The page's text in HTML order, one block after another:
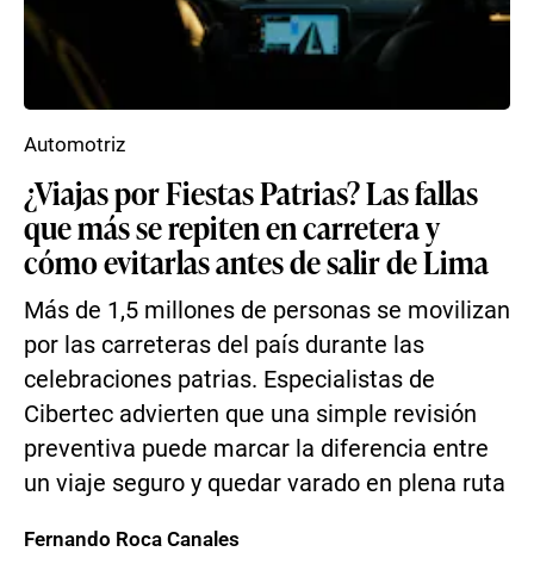
¿Viajas por Fiestas Patrias? Las fallas
que más se repiten en carretera y
cómo evitarlas antes de salir de Lima
Más de 1,5 millones de personas se movilizan
por las carreteras del país durante las
celebraciones patrias. Especialistas de
Cibertec advierten que una simple revisión
preventiva puede marcar la diferencia entre
un viaje seguro y quedar varado en plena ruta
Automotriz
Fernando Roca Canales